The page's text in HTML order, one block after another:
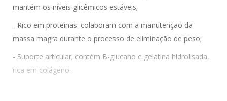
mantém os níveis glicêmicos estáveis;
- Rico em proteínas: colaboram com a manutenção da
massa magra durante o processo de eliminação de peso;
- Suporte articular; contém B-glucano e gelatina hidrolisada,
rica em colágeno.